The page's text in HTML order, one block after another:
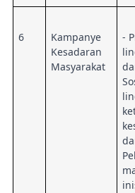
6
Kampanye
Kesadaran
Masyarakat
-